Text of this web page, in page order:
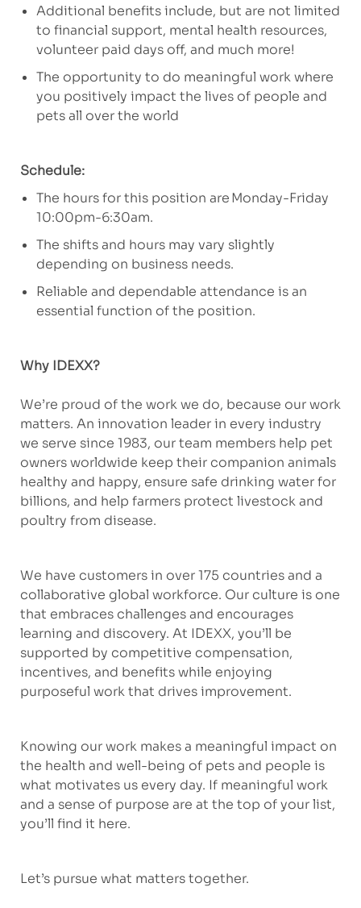
Additional benefits include, but are not limited
to financial support, mental health resources,
volunteer paid days off, and much more!
The opportunity to do meaningful work where
you positively impact the lives of people and
pets all over the world
Schedule:
The hours for this position are Monday-Friday
10:00pm-6:30am.
The shifts and hours may vary slightly
depending on business needs.
Reliable and dependable attendance is an
essential function of the position.
Why IDEXX?
We’re proud of the work we do, because our work
matters. An innovation leader in every industry
we serve since 1983, our team members help pet
owners worldwide keep their companion animals
healthy and happy, ensure safe drinking water for
billions, and help farmers protect livestock and
poultry from disease.
We have customers in over 175 countries and a
collaborative global workforce. Our culture is one
that embraces challenges and encourages
learning and discovery. At IDEXX, you’ll be
supported by competitive compensation,
incentives, and benefits while enjoying
purposeful work that drives improvement.
Knowing our work makes a meaningful impact on
the health and well-being of pets and people is
what motivates us every day. If meaningful work
and a sense of purpose are at the top of your list,
you’ll find it here.
Let’s pursue what matters together.